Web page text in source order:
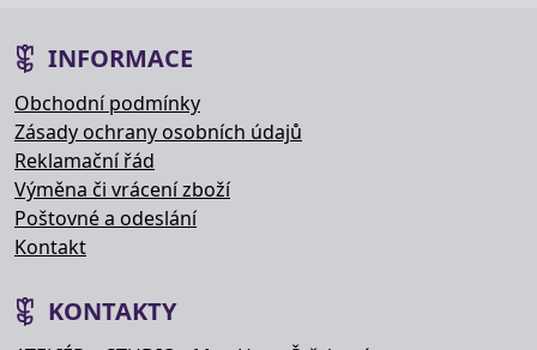
INFORMACE
Obchodní podmínky
Zásady ochrany osobních údajů
Reklamační řád
Výměna či vrácení zboží
Poštovné a odeslání
Kontakt
KONTAKTY